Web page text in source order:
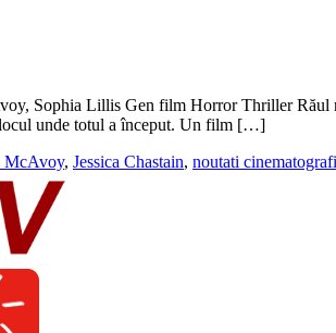
Sophia Lillis Gen film Horror Thriller Răul
locul unde totul a început. Un film […]
McAvoy, Jessica Chastain, noutati